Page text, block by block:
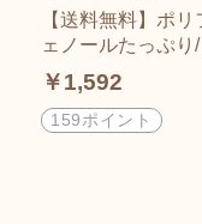
【送料無料】ポリ
ェノールたっぷり/
代米/朝紫/500g
￥1,592
159ポイント